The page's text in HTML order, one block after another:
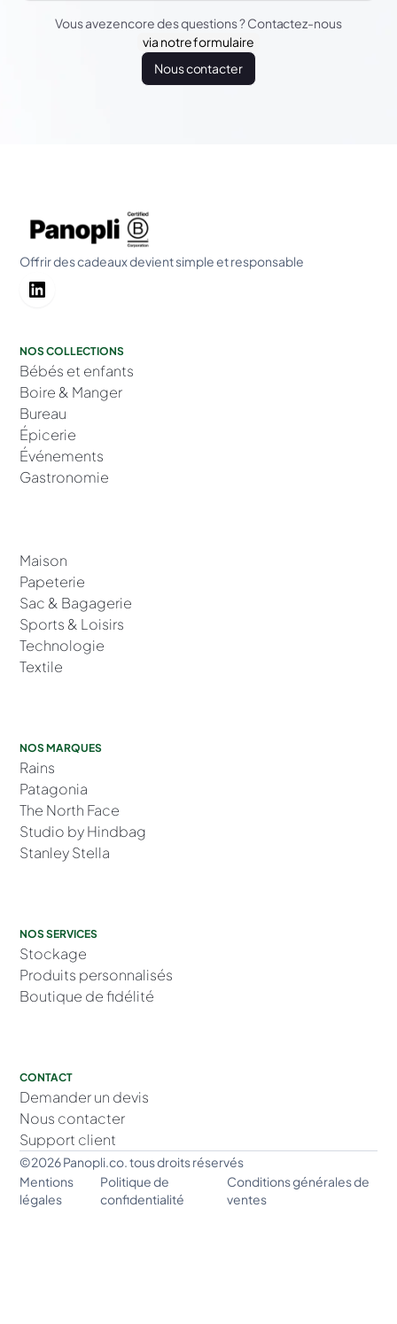
Vous avez encore des questions ? Contactez-nous
via notre formulaire
Nous contacter
Offrir des cadeaux devient simple et responsable
NOS COLLECTIONS
Bébés et enfants
Boire & Manger
Bureau
Épicerie
Événements
Gastronomie
Maison
Papeterie
Sac & Bagagerie
Sports & Loisirs
Technologie
Textile
NOS MARQUES
Rains
Patagonia
The North Face
Studio by Hindbag
Stanley Stella
NOS SERVICES
Stockage
Produits personnalisés
Boutique de fidélité
CONTACT
Demander un devis
Nous contacter
Support client
©2026 Panopli.co. tous droits réservés
Mentions
légales
Politique de
confidentialité
Conditions générales de
ventes